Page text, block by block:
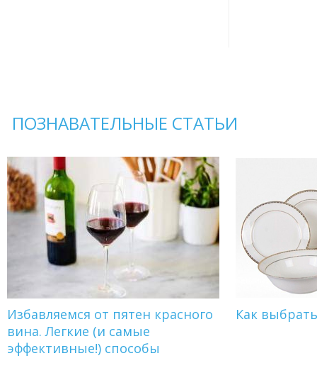
ПОЗНАВАТЕЛЬНЫЕ СТАТЬИ
Избавляемся от пятен красного
вина. Легкие (и самые
эффективные!) способы
Как